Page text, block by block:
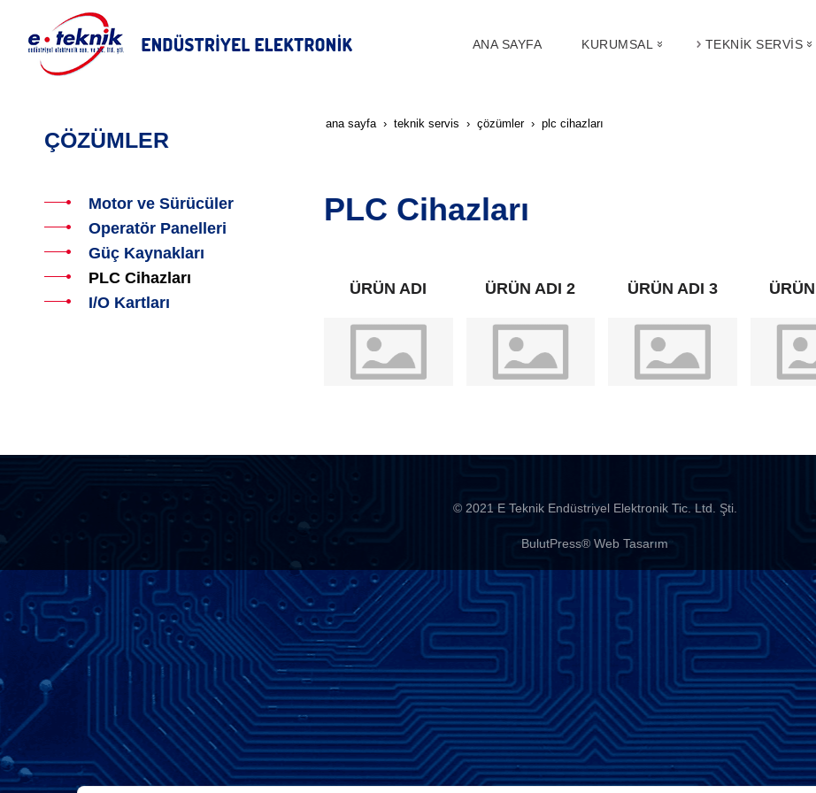
ANA SAYFA KURUMSAL TEKNIK SERVIS
ana sayfa teknik servis çözümler plc cihazları
PLC Cihazları
ÜRÜN ADI ÜRÜN ADI 2 ÜRÜN ADI 3
ÇÖZÜMLER
Motor ve Sürücüler
Operatör Panelleri
Güç Kaynakları
PLC Cihazları
I/O Kartları
© 2021 E Teknik Endüstriyel Elektronik Tic. Ltd. Şti.
BulutPress® Web Tasarım